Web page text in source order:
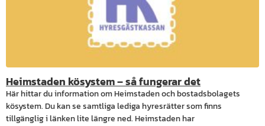
Heimstaden kösystem – så fungerar det
Här hittar du information om Heimstaden och bostadsbolagets
kösystem. Du kan se samtliga lediga hyresrätter som finns
tillgänglig i länken lite längre ned. Heimstaden har